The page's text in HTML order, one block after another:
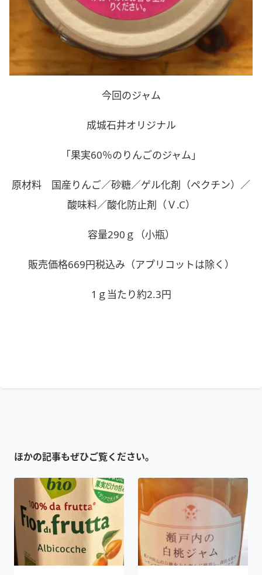
今回のジャム
成城石井オリジナル
「果実60％のりんごのジャム」
原材料 国産りんご／砂糖／ゲル化剤（ペクチン）／
酸味料／酸化防止剤（Ｖ.C）
容量290ｇ（小瓶）
販売価格669円税込み（アプリコットは除く）
1ｇ当たり約2.3円
ほかの記事もぜひご覧ください。